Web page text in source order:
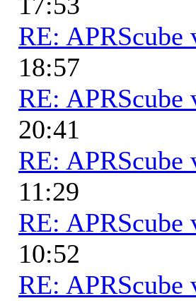
RE:
18:57
RE:
20:41
RE:
11:29
RE:
10:52
RE: